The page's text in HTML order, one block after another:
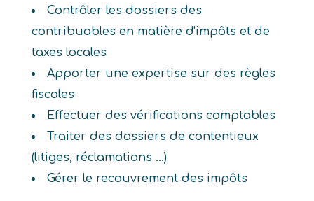
Contrôler les dossiers des
contribuables en matière d'impôts et de
taxes locales
Apporter une expertise sur des règles
fiscales
Effectuer des vérifications comptables
Traiter des dossiers de contentieux
(litiges, réclamations ...)
Gérer le recouvrement des impôts